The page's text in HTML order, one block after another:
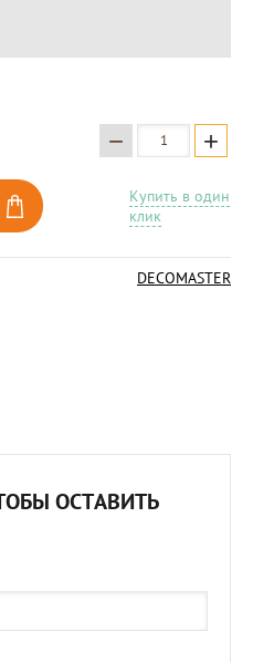
− +
Купить в один
клик
DECOMASTER
ОСТАВИТЬ